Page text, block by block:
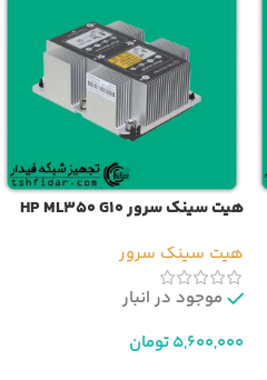
هیت سینک سرور HP ML350 G10
هیت سینک سرور
موجود در انبار
5,600,000تومان